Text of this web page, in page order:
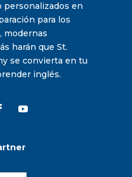
personalizados en
para los
modernas
harán que St.
se convierta en tu
inglés.